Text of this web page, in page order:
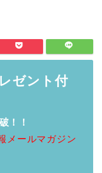
ゼント付
！！
メールマガジン